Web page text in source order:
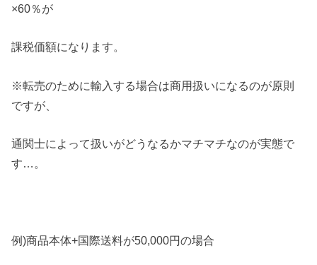
×60％が
課税価額になります。
※転売のために輸入する場合は商用扱いになるのが原則
ですが、
通関士によって扱いがどうなるかマチマチなのが実態で
す…。
例)商品本体+国際送料が50,000円の場合